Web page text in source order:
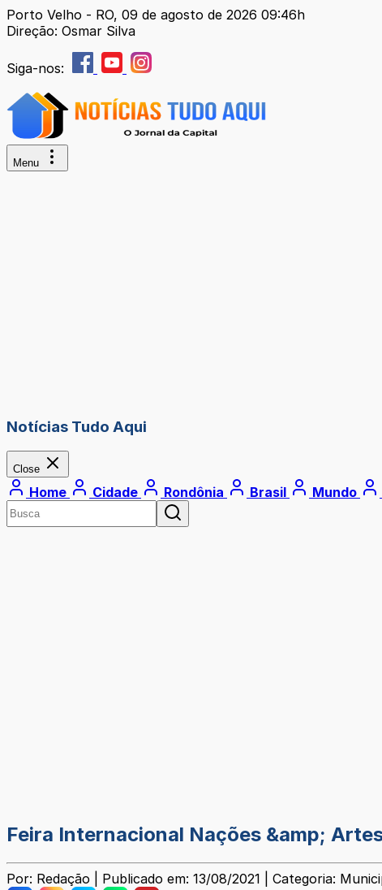
Porto Velho - RO, 09 de agosto de 2026 09:46h
Direção: Osmar Silva
Siga-nos:
Menu
Notícias Tudo Aqui
Close
Home Cidade Rondônia Brasil Mundo
Feira Internacional Nações &amp;
Por: Redação | Publicado em: 13/08/2021 | Categoria: